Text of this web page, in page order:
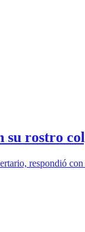
rostro
respondió